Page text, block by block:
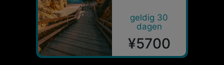
geldig 30
dagen
¥5700